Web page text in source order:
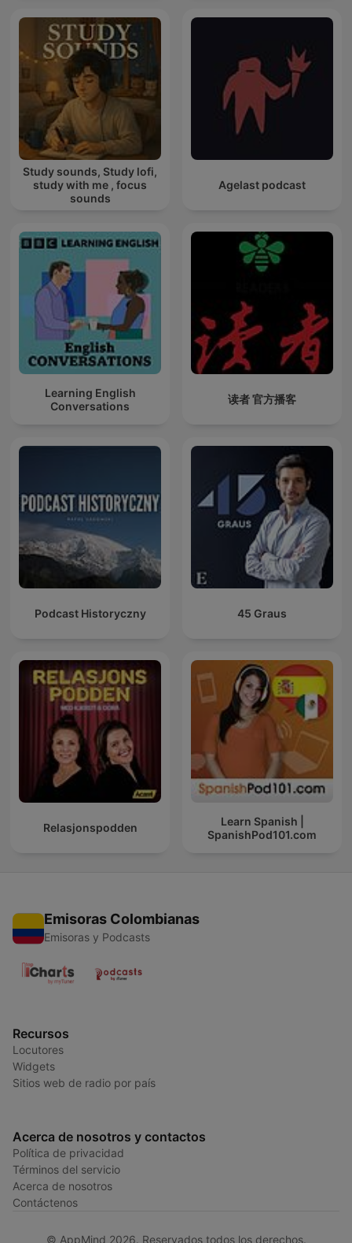
Study sounds, Study lofi,
study with me , focus
sounds
Agelast podcast
Learning English
Conversations
读者 官方播客
Podcast Historyczny 45 Graus
Relasjonspodden
Learn Spanish |
SpanishPod101.com
Emisoras Colombianas
Emisoras y Podcasts
Recursos
Locutores
Widgets
Sitios web de radio por país
Acerca de nosotros y contactos
Política de privacidad
Términos del servicio
Acerca de nosotros
Contáctenos
© AppMind 2026. Reservados todos los derechos.